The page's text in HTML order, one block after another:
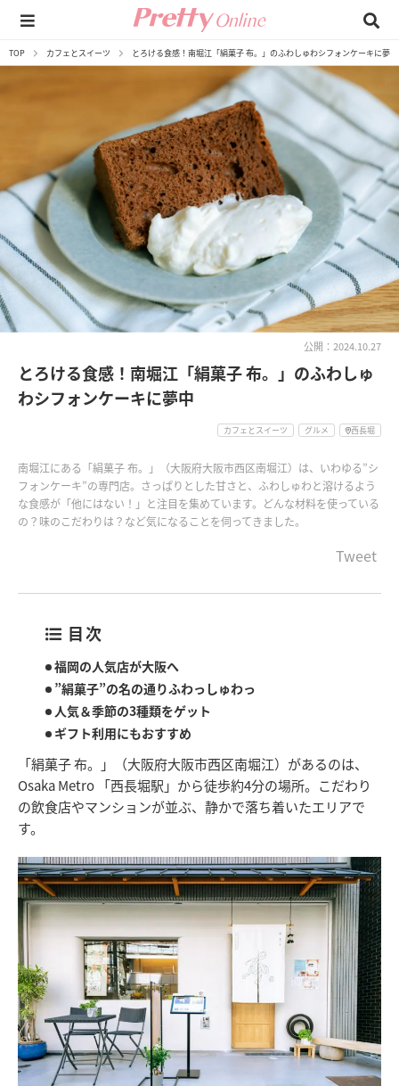
TOP カフェとスイーツ とろける食感！南堀江「絹菓子 布。」のふわしゅわシフォンケーキに夢中
公開：2024.10.27
とろける食感！南堀江「絹菓子 布。」のふわしゅ
わシフォンケーキに夢中
カフェとスイーツ グルメ 西長堀
南堀江にある「絹菓子 布。」（大阪府大阪市西区南堀江）は、いわゆる”シ
フォンケーキ”の専門店。さっぱりとした甘さと、ふわしゅわと溶けるよう
な食感が「他にはない！」と注目を集めています。どんな材料を使っている
の？味のこだわりは？など気になることを伺ってきました。
Tweet
目次
福岡の人気店が大阪へ
”絹菓子”の名の通りふわっしゅわっ
人気＆季節の3種類をゲット
ギフト利用にもおすすめ
「絹菓子 布。」（大阪府大阪市西区南堀江）があるのは、
Osaka Metro 「西長堀駅」から徒歩約4分の場所。こだわり
の飲食店やマンションが並ぶ、静かで落ち着いたエリアで
す。